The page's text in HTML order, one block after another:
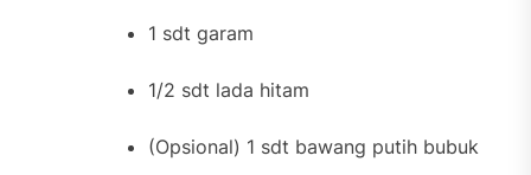
1 sdt garam
1/2 sdt lada hitam
(Opsional) 1 sdt bawang putih bubuk